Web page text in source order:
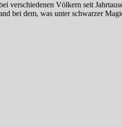
verschiedenen Völkern seit
bei dem, was unter schwarzer